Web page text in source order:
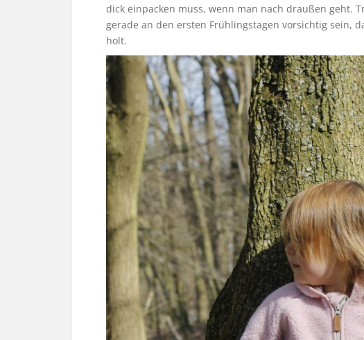
dick einpacken muss, wenn man nach draußen geht.
gerade an den ersten Frühlingstagen vorsichtig sein,
holt.